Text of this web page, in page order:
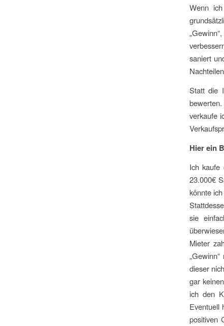
Wenn
saniert
Statt die
verkaufe
Hier ein
Ich kaufe
23.000€
könnte
sie
Mieter
dieser
gar
ich den
Eventuell
positiven